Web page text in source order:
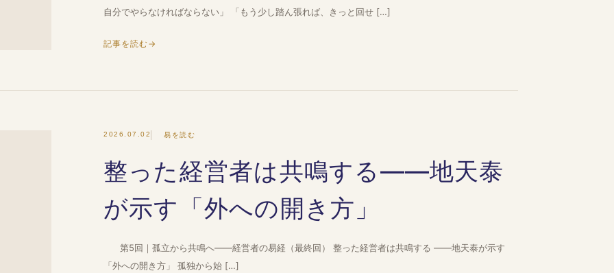
自分でやらなければならない」 「もう少し踏ん張れば、きっと回せ […]
記事を読む→
2026.07.02 易を読む
整った経営者は共鳴する——地天泰
が示す「外への開き方」
第5回｜孤立から共鳴へ——経営者の易経（最終回） 整った経営者は共鳴する ——地天泰が示す
「外への開き方」 孤独から始 […]